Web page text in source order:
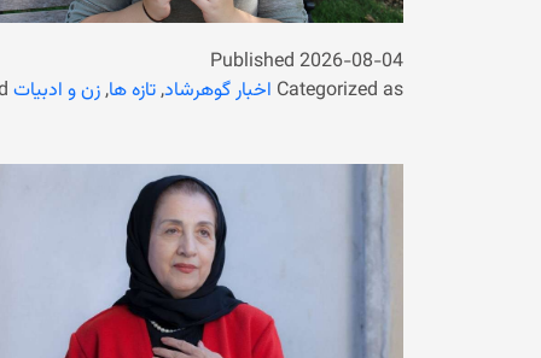
Published 2026-08-04
Categorized as اخبار گوهرشاد,تازه ها,زن و ادبیات